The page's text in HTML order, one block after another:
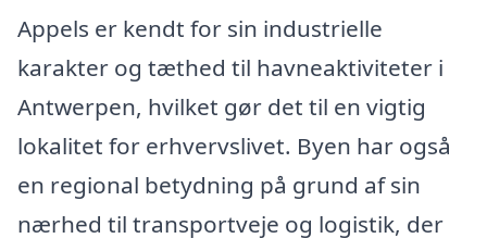
Appels er kendt for sin industrielle
karakter og tæthed til havneaktiviteter i
Antwerpen, hvilket gør det til en vigtig
lokalitet for erhvervslivet. Byen har også
en regional betydning på grund af sin
nærhed til transportveje og logistik, der